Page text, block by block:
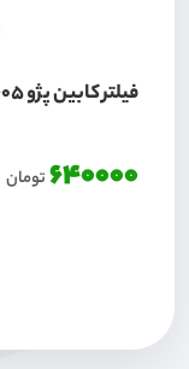
فیلتر کابین پژو 405 با جعبه
640000تومان